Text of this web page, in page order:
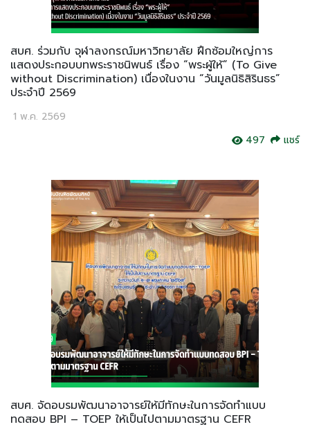
สบศ. ร่วมกับ จุฬาลงกรณ์มหาวิทยาลัย ฝึกซ้อมใหญ่การ
แสดงประกอบบทพระราชนิพนธ์ เรื่อง “พระผู้ให้” (To Give
without Discrimination) เนื่องในงาน “วันมูลนิธิสิรินธร”
ประจำปี 2569
1 พ.ค. 2569
497
แชร์
สบศ. จัดอบรมพัฒนาอาจารย์ให้มีทักษะในการจัดทำแบบ
ทดสอบ BPI – TOEP ให้เป็นไปตามมาตรฐาน CEFR